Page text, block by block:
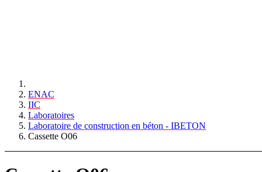
ENAC
IIC
Laboratoires
Laboratoire de construction en béton - IBETON
Cassette O06